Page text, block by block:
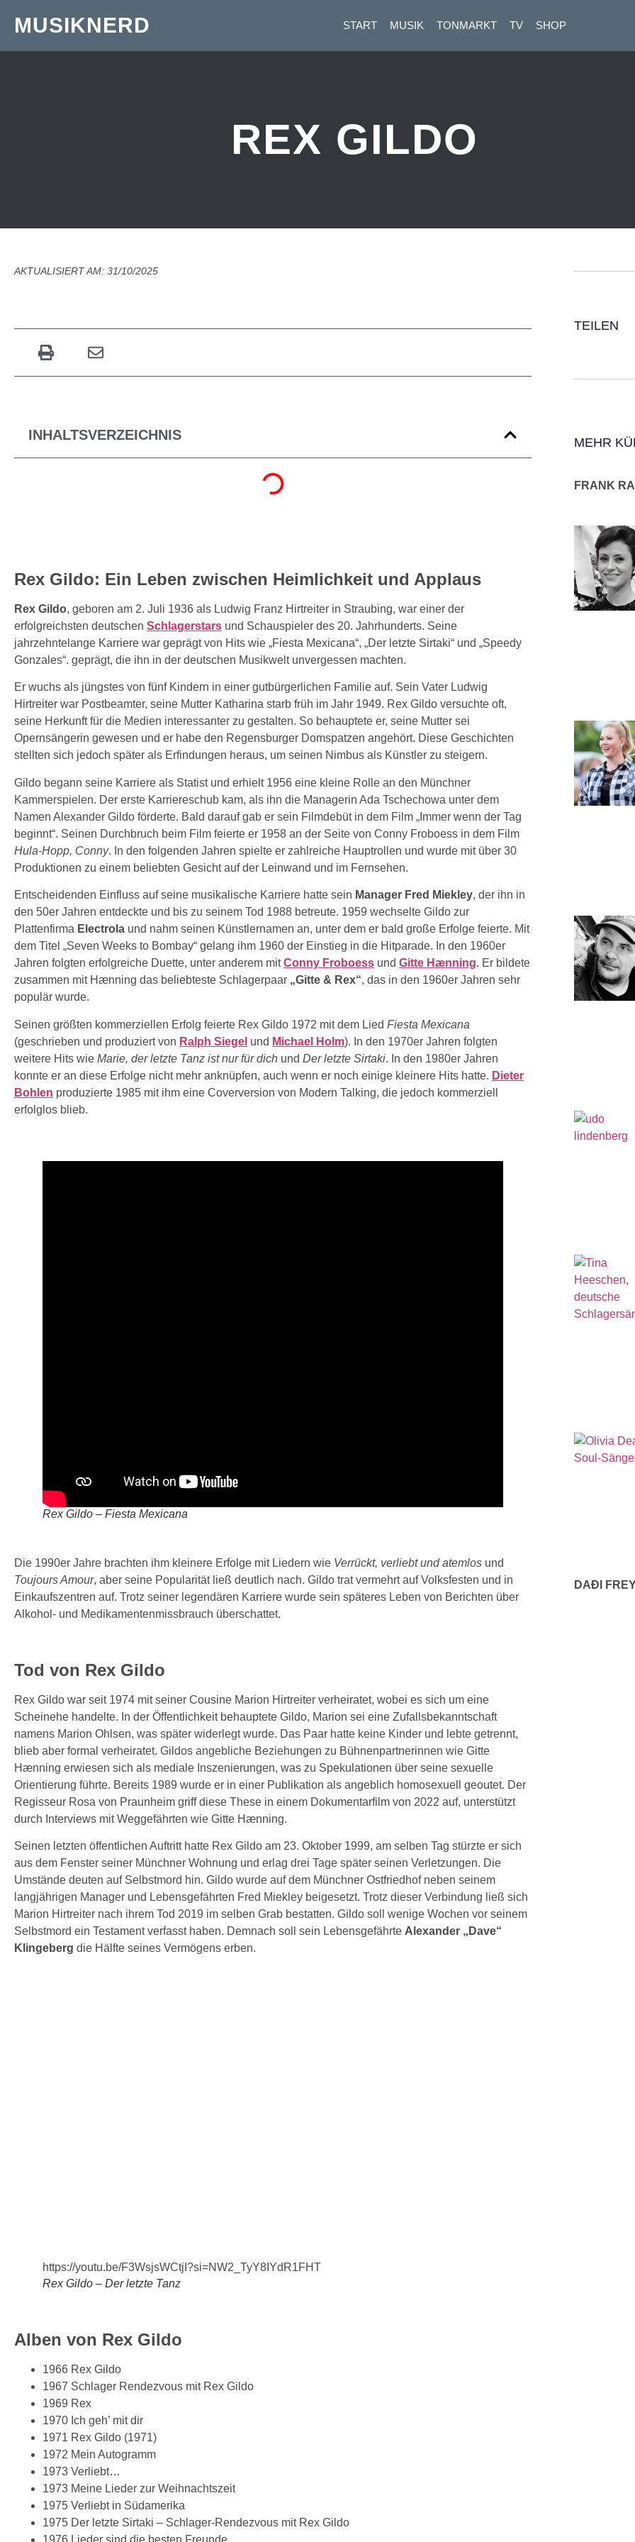
MUSIKNERD START MUSIK TONMARKT TV SHOP
REX GILDO
AKTUALISIERT AM: 31/10/2025
INHALTSVERZEICHNIS
Rex Gildo: Ein Leben zwischen Heimlichkeit und Applaus
Rex Gildo, geboren am 2. Juli 1936 als Ludwig Franz Hirtreiter in Straubing, war einer der
erfolgreichsten deutschen Schlagerstars und Schauspieler des 20. Jahrhunderts. Seine
jahrzehntelange Karriere war geprägt von Hits wie „Fiesta Mexicana“, „Der letzte Sirtaki“ und „Speedy
Gonzales“. geprägt, die ihn in der deutschen Musikwelt unvergessen machten.
Er wuchs als jüngstes von fünf Kindern in einer gutbürgerlichen Familie auf. Sein Vater Ludwig
Hirtreiter war Postbeamter, seine Mutter Katharina starb früh im Jahr 1949. Rex Gildo versuchte oft,
seine Herkunft für die Medien interessanter zu gestalten. So behauptete er, seine Mutter sei
Opernsängerin gewesen und er habe den Regensburger Domspatzen angehört. Diese Geschichten
stellten sich jedoch später als Erfindungen heraus, um seinen Nimbus als Künstler zu steigern.
Gildo begann seine Karriere als Statist und erhielt 1956 eine kleine Rolle an den Münchner
Kammerspielen. Der erste Karriereschub kam, als ihn die Managerin Ada Tschechowa unter dem
Namen Alexander Gildo förderte. Bald darauf gab er sein Filmdebüt in dem Film „Immer wenn der Tag
beginnt“. Seinen Durchbruch beim Film feierte er 1958 an der Seite von Conny Froboess in dem Film
Hula-Hopp, Conny. In den folgenden Jahren spielte er zahlreiche Hauptrollen und wurde mit über 30
Produktionen zu einem beliebten Gesicht auf der Leinwand und im Fernsehen.
Entscheidenden Einfluss auf seine musikalische Karriere hatte sein Manager Fred Miekley, der ihn in
den 50er Jahren entdeckte und bis zu seinem Tod 1988 betreute. 1959 wechselte Gildo zur
Plattenfirma Electrola und nahm seinen Künstlernamen an, unter dem er bald große Erfolge feierte. Mit
dem Titel „Seven Weeks to Bombay“ gelang ihm 1960 der Einstieg in die Hitparade. In den 1960er
Jahren folgten erfolgreiche Duette, unter anderem mitConny Froboess und Gitte Hænning. Er bildete
zusammen mit Hænning das beliebteste Schlagerpaar „Gitte & Rex“, das in den 1960er Jahren sehr
populär wurde.
Seinen größten kommerziellen Erfolg feierte Rex Gildo 1972 mit dem Lied Fiesta Mexicana
(geschrieben und produziert von Ralph Siegel und Michael Holm). In den 1970er Jahren folgten
weitere Hits wie Marie, der letzte Tanz ist nur für dich und Der letzte Sirtaki. In den 1980er Jahren
konnte er an diese Erfolge nicht mehr anknüpfen, auch wenn er noch einige kleinere Hits hatte. Dieter
Bohlen produzierte 1985 mit ihm eine Coverversion von Modern Talking, die jedoch kommerziell
erfolglos blieb.
Rex Gildo – Fiesta Mexicana
Die 1990er Jahre brachten ihm kleinere Erfolge mit Liedern wie Verrückt, verliebt und atemlos und
Toujours Amour, aber seine Popularität ließ deutlich nach. Gildo trat vermehrt auf Volksfesten und in
Einkaufszentren auf. Trotz seiner legendären Karriere wurde sein späteres Leben von Berichten über
Alkohol- und Medikamentenmissbrauch überschattet.
Tod von Rex Gildo
Rex Gildo war seit 1974 mit seiner Cousine Marion Hirtreiter verheiratet, wobei es sich um eine
Scheinehe handelte. In der Öffentlichkeit behauptete Gildo, Marion sei eine Zufallsbekanntschaft
namens Marion Ohlsen, was später widerlegt wurde. Das Paar hatte keine Kinder und lebte getrennt,
blieb aber formal verheiratet. Gildos angebliche Beziehungen zu Bühnenpartnerinnen wie Gitte
Hænning erwiesen sich als mediale Inszenierungen, was zu Spekulationen über seine sexuelle
Orientierung führte. Bereits 1989 wurde er in einer Publikation als angeblich homosexuell geoutet. Der
Regisseur Rosa von Praunheim griff diese These in einem Dokumentarfilm von 2022 auf, unterstützt
durch Interviews mit Weggefährten wie Gitte Hænning.
Seinen letzten öffentlichen Auftritt hatte Rex Gildo am 23. Oktober 1999, am selben Tag stürzte er sich
aus dem Fenster seiner Münchner Wohnung und erlag drei Tage später seinen Verletzungen. Die
Umstände deuten auf Selbstmord hin. Gildo wurde auf dem Münchner Ostfriedhof neben seinem
langjährigen Manager und Lebensgefährten Fred Miekley beigesetzt. Trotz dieser Verbindung ließ sich
Marion Hirtreiter nach ihrem Tod 2019 im selben Grab bestatten. Gildo soll wenige Wochen vor seinem
Selbstmord ein Testament verfasst haben. Demnach soll sein Lebensgefährte Alexander „Dave“
Klingeberg die Hälfte seines Vermögens erben.
https://youtu.be/F3WsjsWCtjI?si=NW2_TyY8IYdR1FHT
Rex Gildo – Der letzte Tanz
Alben von Rex Gildo
1966 Rex Gildo
1967 Schlager Rendezvous mit Rex Gildo
1969 Rex
1970 Ich geh’ mit dir
1971 Rex Gildo (1971)
1972 Mein Autogramm
1973 Verliebt…
1973 Meine Lieder zur Weihnachtszeit
1975 Verliebt in Südamerika
1975 Der letzte Sirtaki – Schlager-Rendezvous mit Rex Gildo
TEILEN
MEHR
FRANK
DAÐI